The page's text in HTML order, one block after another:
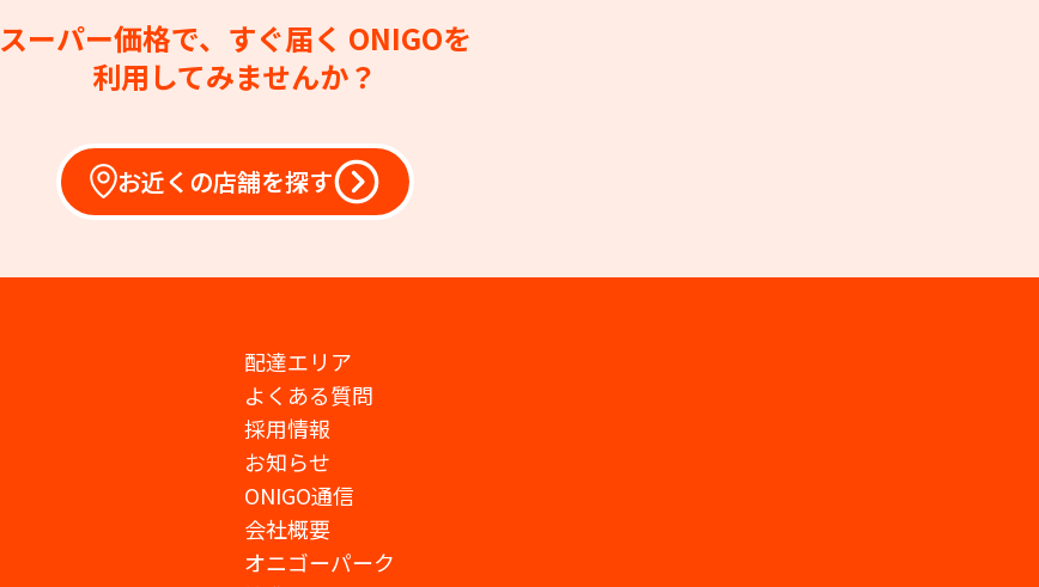
スーパー価格で、すぐ届く ONIGOを
利用してみませんか？
お近くの店舗を探す
配達エリア
よくある質問
採用情報
お知らせ
ONIGO通信
会社概要
オニゴーパーク